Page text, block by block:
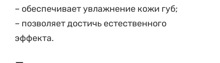
– обеспечивает увлажнение кожи губ;
– позволяет достичь естественного
эффекта.